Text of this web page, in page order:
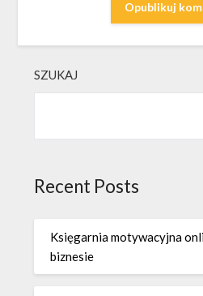
SZUKAJ
Recent Posts
Księgarnia motywacyjna
biznesie